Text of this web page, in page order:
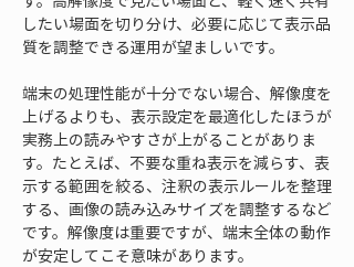
したい場面を切り分け、必要に応じて表示品
質を調整できる運用が望ましいです。
端末の処理性能が十分でない場合、解像度を
上げるよりも、表示設定を最適化したほうが
実務上の読みやすさが上がることがありま
す。たとえば、不要な重ね表示を減らす、表
示する範囲を絞る、注釈の表示ルールを整理
する、画像の読み込みサイズを調整するなど
です。解像度は重要ですが、端末全体の動作
が安定してこそ意味があります。